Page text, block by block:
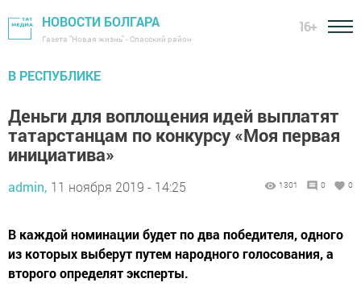
НОВОСТИ БОЛГАРА
Газета "Новая жизнь" - Спасский район
16+
В РЕСПУБЛИКЕ
Деньги для воплощения идей выплатят
татарстанцам по конкурсу «Моя первая
инициатива»
admin, 11 ноября 2019 - 14:25 1301 0 0
В каждой номинации будет по два победителя, одного
из которых выберут путем народного голосования, а
второго определят эксперты.